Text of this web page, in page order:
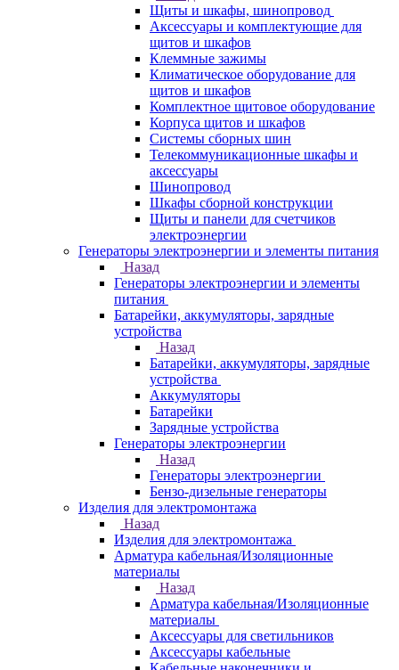
Щиты и шкафы, шинопровод
Аксессуары и комплектующие для
щитов и шкафов
Клеммные зажимы
Климатическое оборудование для
щитов и шкафов
Комплектное щитовое оборудование
Корпуса щитов и шкафов
Системы сборных шин
Телекоммуникационные шкафы и
аксессуары
Шинопровод
Шкафы сборной конструкции
Щиты и панели для счетчиков
электроэнергии
Генераторы электроэнергии и элементы питания
Назад
Генераторы электроэнергии и элементы
питания
Батарейки, аккумуляторы, зарядные
устройства
Назад
Батарейки, аккумуляторы, зарядные
устройства
Аккумуляторы
Батарейки
Зарядные устройства
Генераторы электроэнергии
Назад
Генераторы электроэнергии
Бензо-дизельные генераторы
Изделия для электромонтажа
Назад
Изделия для электромонтажа
Арматура кабельная/Изоляционные
материалы
Назад
Арматура кабельная/Изоляционные
материалы
Аксессуары для светильников
Аксессуары кабельные